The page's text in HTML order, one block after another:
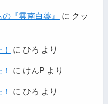
『雲南白薬』 に クッ
に ひろ より
に けんP より
に ひろ より